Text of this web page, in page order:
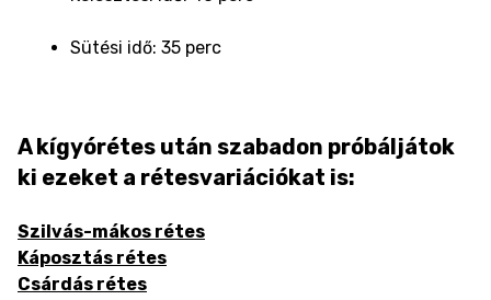
Sütési idő: 35 perc
A kígyórétes után szabadon próbáljátok
ki ezeket a rétesvariációkat is:
Szilvás-mákos rétes
Káposztás rétes
Csárdás rétes